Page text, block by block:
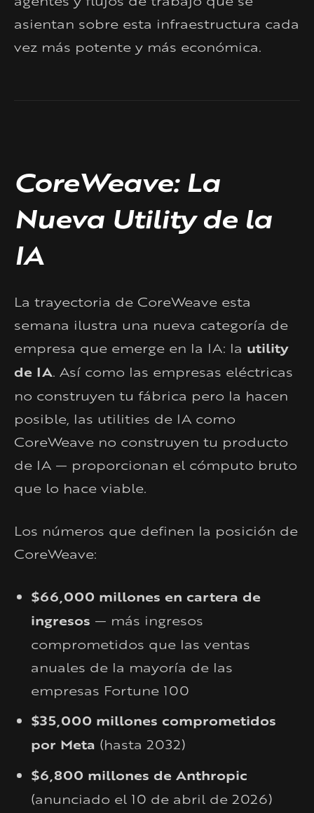
asientan sobre esta infraestructura cada
vez más potente y más económica.
CoreWeave: La
Nueva Utility de la
IA
La trayectoria de CoreWeave esta
semana ilustra una nueva categoría de
empresa que emerge en la IA: la utility
de IA. Así como las empresas eléctricas
no construyen tu fábrica pero la hacen
posible, las utilities de IA como
CoreWeave no construyen tu producto
de IA — proporcionan el cómputo bruto
que lo hace viable.
Los números que definen la posición de
CoreWeave:
$66,000 millones en cartera de
ingresos — más ingresos
comprometidos que las ventas
anuales de la mayoría de las
empresas Fortune 100
$35,000 millones comprometidos
por Meta (hasta 2032)
$6,800 millones de Anthropic
(anunciado el 10 de abril de 2026)